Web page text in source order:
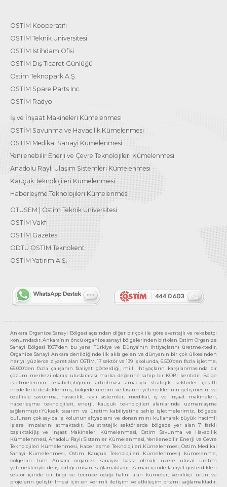
OSTİM Kooperatifi
OSTİM Teknik Üniversitesi
OSTİM İstihdam Ofisi
OSTİM Dış Ticaret Günlüğü
Ostim Teknopark A.Ş.
OSTİM Spare Parts Inc.
OSTİM Radyo
İş ve İnşaat Makineleri Kümelenmesi
OSTİM Savunma ve Havacılık Kümelenmesi
OSTİM Medikal Sanayi Kümelenmesi
Yenilenebilir Enerji ve Çevre Teknolojileri Kümelenmesi
Anadolu Raylı Ulaşım Sistemleri Kümelenmesi
Kauçuk Teknolojileri Kümelenmesi
Haberleşme Teknolojileri Kümelenmesi
OTÜSEM | Ostim Teknik Üniversitesi
OSTİM Vakfı
OSTİM Gazetesi
ODTÜ OSTİM Teknokent
OSTİM Yatırım A.Ş.
Ankara Organize Sanayi Bölgesi açısından diğer bir çok ile göre avantajlı ve rekabetçi
konumdadır. Ankara’nın öncü organize sanayi bölgelerinden biri olan Ostim Organize
Sanayi Bölgesi 1967’den bu yana Türkiye ve Dünya’nın ihtiyaçlarını üretmektedir.
Organize Sanayi Ankara denildiğinde ilk akla gelen ve dünyanın bir çok ülkesinden
her yıl yüzlerce ziyaret alan OSTİM, 17 sektör ve 139 işkolunda, 6.500’den fazla işletme,
65.000’den fazla çalışanın faaliyet gösterdiği, milli ihtiyaçların karşılanmasında bir
çözüm merkezi olarak uluslararası marka değerine sahip bir KOBİ kentidir. Bölge
işletmelerinin rekabetçiliğinin artırılması amacıyla stratejik sektörler çeşitli
modellerle desteklenmiş, bölgede üretim ve tasarım yeteneklerinin gelişmesini ve
özellikle savunma, havacılık, raylı sistemler, medikal, iş ve inşaat makineleri,
haberleşme teknolojileri, enerji, kauçuk teknolojileri alanlarında uzmanlaşma
sağlanmıştır.Yüksek tasarım ve üretim kabiliyetine sahip işletmelerimiz, bölgede
bulunan çok sayıda iş kolunun altyapısını ve donanımını kullanarak büyük hacimli
işlere imzalarını atmaktadır. Bu stratejik sektörlerde bölgede yer alan 7 farklı
başlıktaki(İş ve inşaat Makineleri Kümelenmesi, Ostim Savunma ve Havacılık
Kümelenmesi, Anadolu Raylı Sistemler Kümelenmesi, Yenilenebilir Enerji ve Çevre
Teknolojileri Kümelenmesi, Haberleşme Teknolojileri Kümelenmesi, Ostim Medikal
Sanayi Kümelenmesi, Ostim Kauçuk Teknolojileri Kümelenmesi) kümelenme,
bölgenin tüm Ankara organize sanayisi başta olmak üzere ulusal üretim
yetenekleriyle de iş birliği imkanı sağlamaktadır. Zaman içinde faaliyet gösterdikleri
sektör içinde bir bilgi ve tecrübe odağı halini alan kümeler, yenilikçi ürün ve
projelerin geliştirilmesi için en verimli iletişim ve etkileşim ortamı sağlamaktadır.